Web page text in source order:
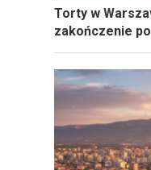
Torty w
zakończenie